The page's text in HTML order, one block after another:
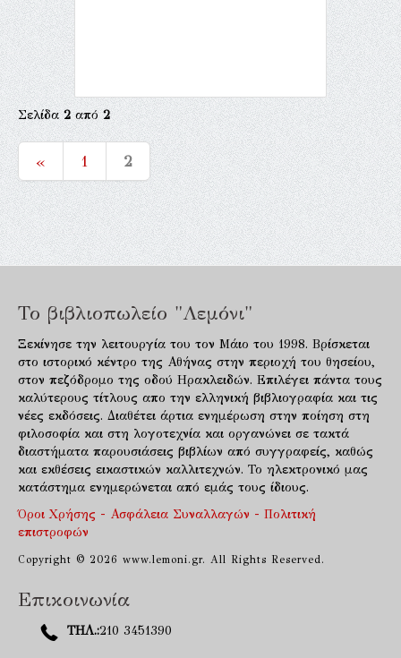
Σελίδα2από2
« 1 2
Το βιβλιοπωλείο "Λεμόνι"
Ξεκίνησε την λειτουργία του τον Μάιο του 1998. Βρίσκεται
στο ιστορικό κέντρο της Αθήνας στην περιοχή του θησείου,
στον πεζόδρομο της οδού Ηρακλειδών. Επιλέγει πάντα τους
καλύτερους τίτλους απο την ελληνική βιβλιογραφία και τις
νέες εκδόσεις. Διαθέτει άρτια ενημέρωση στην ποίηση στη
φιλοσοφία και στη λογοτεχνία και οργανώνει σε τακτά
διαστήματα παρουσιάσεις βιβλίων από συγγραφείς, καθώς
και εκθέσεις εικαστικών καλλιτεχνών. Το ηλεκτρονικό μας
κατάστημα ενημερώνεται από εμάς τους ίδιους.
Όροι Χρήσης - Ασφάλεια Συναλλαγών - Πολιτική
επιστροφών
Copyright © 2026 www.lemoni.gr. All Rights Reserved.
Επικοινωνία
ΤΗΛ.:210 3451390